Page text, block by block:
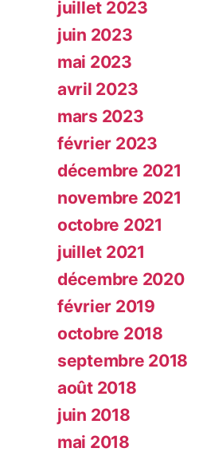
juillet 2023
juin 2023
mai 2023
avril 2023
mars 2023
février 2023
décembre 2021
novembre 2021
octobre 2021
juillet 2021
décembre 2020
février 2019
octobre 2018
septembre 2018
août 2018
juin 2018
mai 2018